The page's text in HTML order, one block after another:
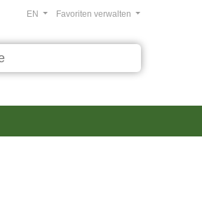
Favoriten verwalten
EN